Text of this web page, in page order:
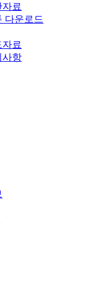
료
다운로드
료
사항